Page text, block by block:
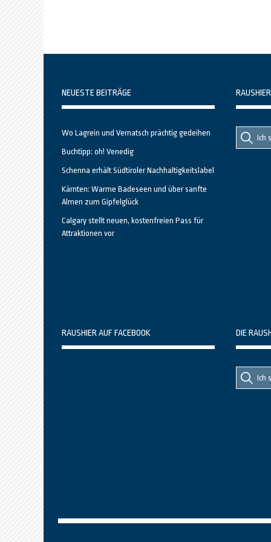
NEUESTE BEITRÄGE
Wo Lagrein und Vernatsch prächtig gedeihen
Buchtipp: oh! Venedig
Schenna erhält Südtiroler Nachhaltigkeitslabel
Kärnten: Warme Badeseen und über sanfte
Almen zum Gipfelglück
Calgary stellt neuen, kostenfreien Pass für
Attraktionen vor
Suche
nach::
Suche
nach:
RAUSHIER AUF FACEBOOK DIE
Suche
nach::
Suche
nach: